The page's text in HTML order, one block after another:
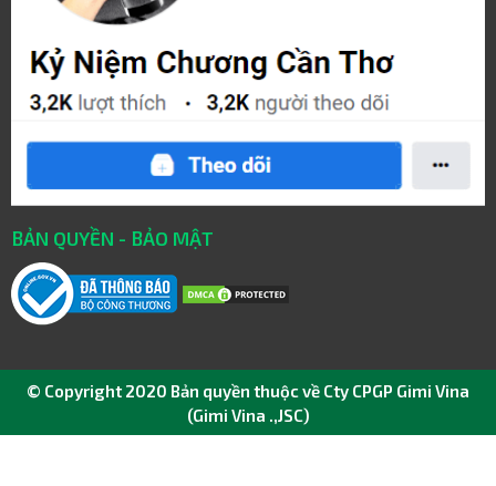
BẢN QUYỀN - BẢO MẬT
© Copyright 2020 Bản quyền thuộc về Cty CPGP Gimi Vina
(Gimi Vina .,JSC)